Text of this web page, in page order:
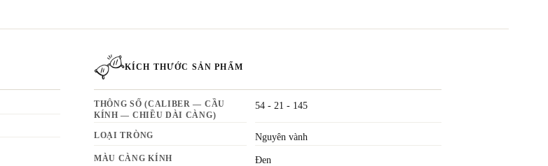
KÍCH THƯỚC SẢN PHẨM
THÔNG SỐ (CALIBER — CẦU
KÍNH — CHIỀU DÀI CÀNG)
54 - 21 - 145
LOẠI TRÒNG Nguyên vành
MÀU CÀNG KÍNH Đen